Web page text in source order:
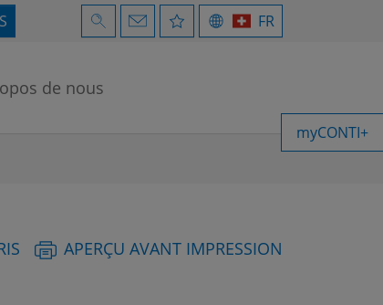
FR
de nous
myCONTI+
APERÇU AVANT IMPRESSION